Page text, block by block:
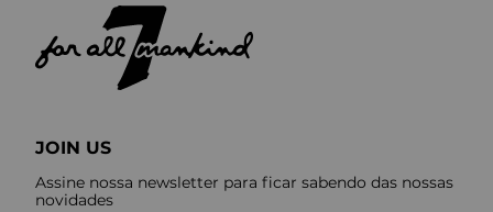
JOIN US
Assine nossa newsletter para ficar sabendo das nossas
novidades